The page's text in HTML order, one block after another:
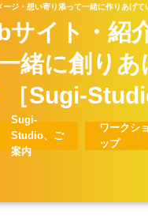
ージ・想い寄り添って一緒に作りあげ
サイト・紹
緒に創りあ
［Sugi-
Sugi-
Studio、ご
案内
ワークショ
ップ